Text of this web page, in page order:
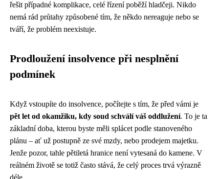
řešit případné komplikace, celé řízení poběží hladčeji. Nikdo
nemá rád průtahy způsobené tím, že někdo nereaguje nebo se
tváří, že problém neexistuje.
Prodloužení insolvence při nesplnění
podmínek
Když vstoupíte do insolvence, počítejte s tím, že před vámi je
pět let od okamžiku, kdy soud schválí váš oddlužení. To je ta
základní doba, kterou byste měli splácet podle stanoveného
plánu – ať už postupně ze své mzdy, nebo prodejem majetku.
Jenže pozor, tahle pětiletá hranice není vytesaná do kamene. V
reálném životě se totiž často stává, že celý proces trvá výrazně